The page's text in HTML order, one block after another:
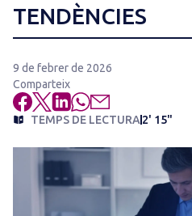
TENDÈNCIES
9 de febrer de 2026
Comparteix
TEMPS DE LECTURA 2' 15"